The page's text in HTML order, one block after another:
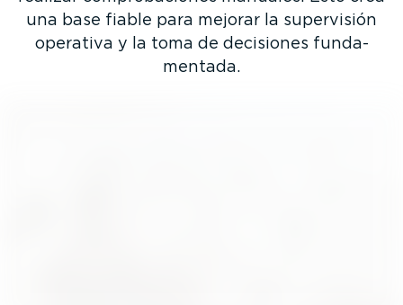
una base fiable para mejorar la supervisión
operativa y la toma de decisiones funda­
mentada.